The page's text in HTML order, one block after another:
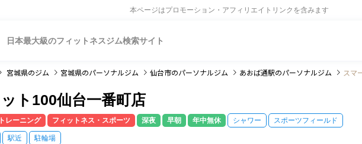
本ページはプロモーション・アフィリエイトリンクを含みます
日本最大級のフィットネスジム検索サイト
宮城県のジム 宮城県のパーソナルジム 仙台市のパーソナルジム あおば通駅のパーソナルジム スマ
ト100仙台一番町店
レーニング フィットネス・スポーツ 深夜 早朝 年中無休 シャワー スポーツフィールド
駅近 駐輪場